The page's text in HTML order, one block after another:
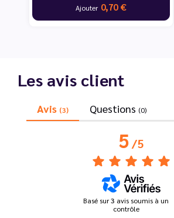
Ajouter 0,70 €
Les avis client
Avis (3) Questions (0)
5/5
Basé sur3 avis soumis à un
contrôle